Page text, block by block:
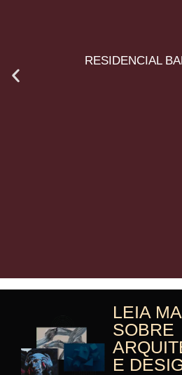
RESIDENCIAL
LEIA
SOBRE
E